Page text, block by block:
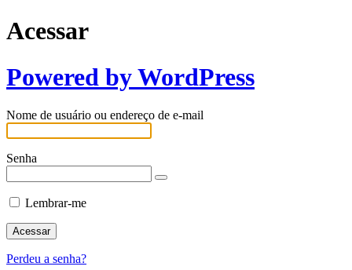
Acessar
Powered by WordPress
Nome de usuário ou endereço de e-mail
Senha
Lembrar-me
Perdeu a senha?